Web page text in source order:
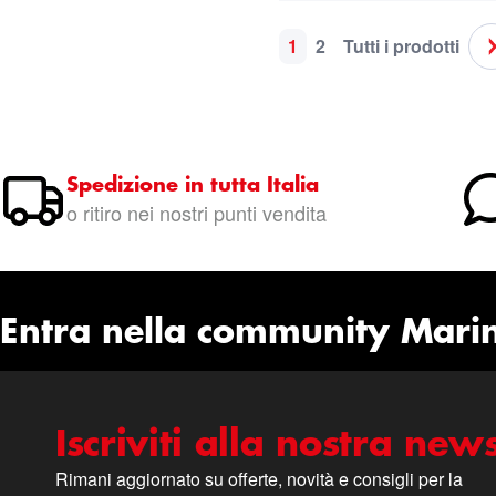
Pagina
Attualmente stai
1 Pagina
2 Pagina
Tutti i prodotti
Spedizione in tutta Italia
o ritiro nei nostri punti vendita
Entra nella community
Iscriviti alla nostra
Rimani aggiornato su offerte, novità e consigli per la